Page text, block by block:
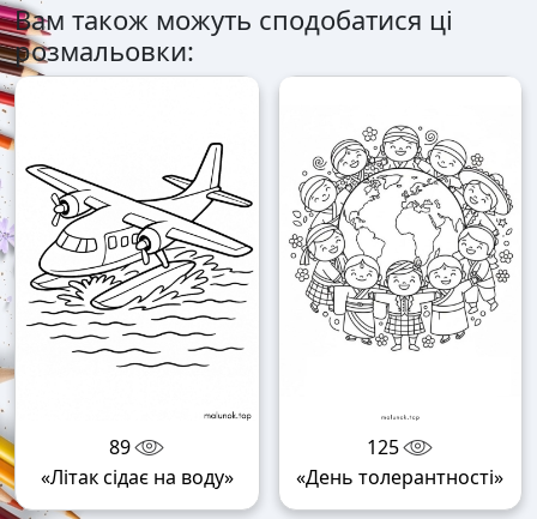
Вам також можуть сподобатися ці
розмальовки:
89
«Літак сідає на воду»
125
«День толерантності»